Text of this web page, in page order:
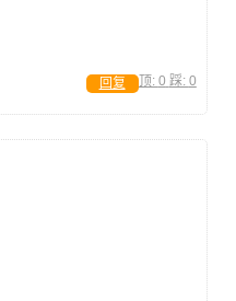
顶: 0 踩: 0
回复